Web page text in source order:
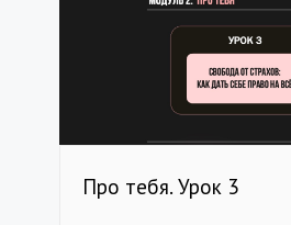
Про тебя. Урок 3